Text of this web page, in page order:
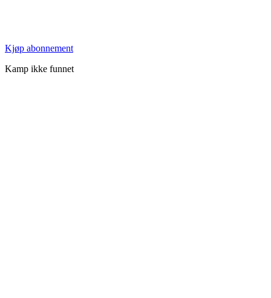
Kjøp abonnement
Kamp ikke funnet